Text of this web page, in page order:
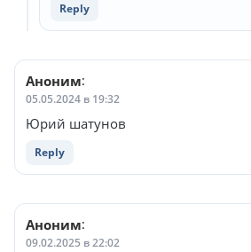
Reply
Аноним:
05.05.2024 в 19:32
Юрий шатунов
Reply
Аноним:
09.02.2025 в 22:02